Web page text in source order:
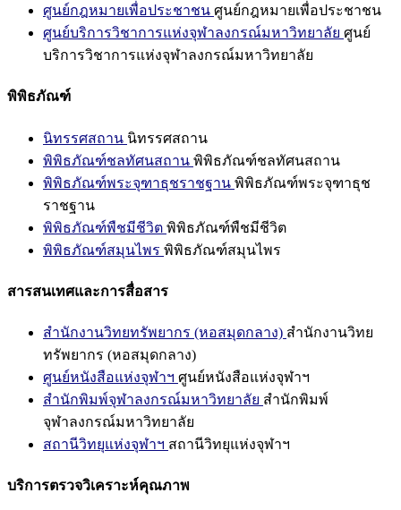
ศูนย์กฎหมายเพื่อประชาชน ศูนย์กฎหมายเพื่อประชาชน
ศูนย์บริการวิชาการแห่งจุฬาลงกรณ์มหาวิทยาลัย ศูนย์
บริการวิชาการแห่งจุฬาลงกรณ์มหาวิทยาลัย
พิพิธภัณฑ์
นิทรรศสถาน นิทรรศสถาน
พิพิธภัณฑ์ชลทัศนสถาน พิพิธภัณฑ์ชลทัศนสถาน
พิพิธภัณฑ์พระจุฑาธุชราชฐาน พิพิธภัณฑ์พระจุฑาธุช
ราชฐาน
พิพิธภัณฑ์พืชมีชีวิต พิพิธภัณฑ์พืชมีชีวิต
พิพิธภัณฑ์สมุนไพร พิพิธภัณฑ์สมุนไพร
สารสนเทศและการสื่อสาร
สำนักงานวิทยทรัพยากร (หอสมุดกลาง) สำนักงานวิทย
ทรัพยากร (หอสมุดกลาง)
ศูนย์หนังสือแห่งจุฬาฯ ศูนย์หนังสือแห่งจุฬาฯ
สำนักพิมพ์จุฬาลงกรณ์มหาวิทยาลัย สำนักพิมพ์
จุฬาลงกรณ์มหาวิทยาลัย
สถานีวิทยุแห่งจุฬาฯ สถานีวิทยุแห่งจุฬาฯ
บริการตรวจวิเคราะห์คุณภาพ